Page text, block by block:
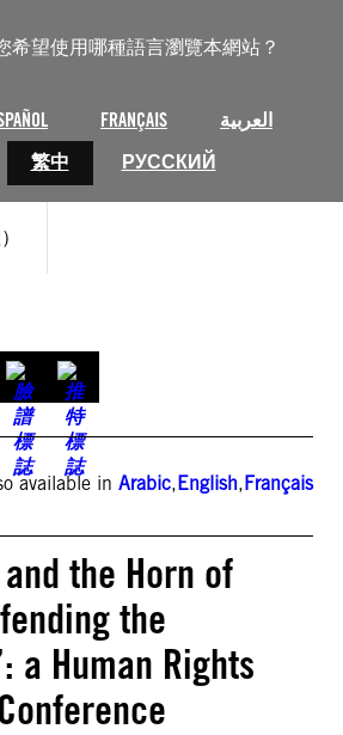
希望使用哪種語言瀏覽本網站？
FRANÇAIS
العربية
繁中 РУССКИЙ
available in Arabic,English,Français
the Horn of
the
a Human Rights